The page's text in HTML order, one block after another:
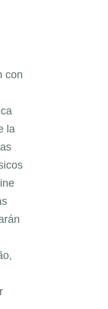
con
la